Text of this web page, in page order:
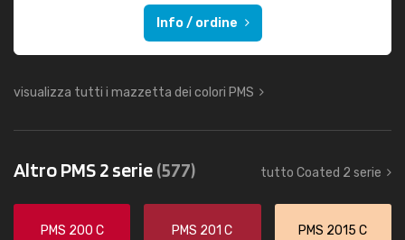
Info / ordine
visualizza tutti i mazzetta dei colori PMS
Altro PMS 2 serie(577) tutto Coated 2 serie
PMS 200 C PMS 201 C PMS 2015 C